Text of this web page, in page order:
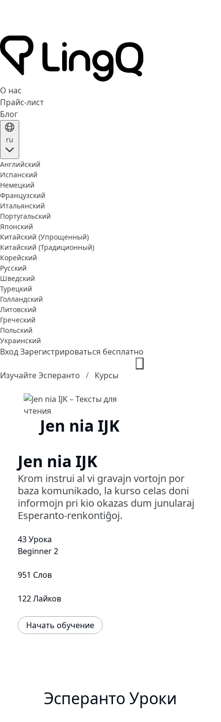
О нас
Прайс-лист
Блог
ru
Английский
Испанский
Немецкий
Французский
Итальянский
Португальский
Японский
Китайский (Упрощенный)
Китайский (Традиционный)
Корейский
Русский
Шведский
Турецкий
Голландский
Литовский
Греческий
Польский
Украинский
ВходЗарегистрироваться бесплатно
Изучайте Эсперанто Курсы
Jen nia IJK
Jen nia IJK
Krom instrui al vi gravajn vortojn por
baza komunikado, la kurso celas doni
informojn pri kio okazas dum junularaj
Esperanto-renkontiĝoj.
43 Урока
Beginner 2
951 Слов
122 Лайков
Начать обучение
Эсперанто Уроки